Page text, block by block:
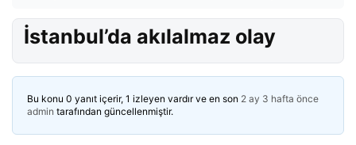
İstanbul’da akılalmaz olay
Bu konu 0 yanıt içerir, 1 izleyen vardır ve en son 2 ay 3 hafta önce
admin tarafından güncellenmiştir.